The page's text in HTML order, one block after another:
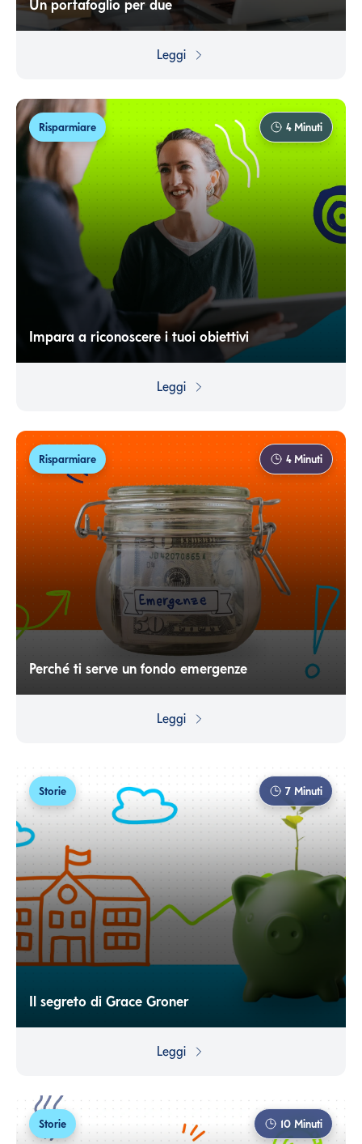
Un portafoglio per due
Parlare di denaro può essere difficile all’interno di una
e pianificare una strategia condivisa per raggiungerli.
Leggi
Risparmiare 4Minuti
Impara a riconoscere i tuoi obiettivi
Prenditi il tempo di capire cosa conta per te. Solo così
Leggi
Risparmiare 4Minuti
Perché ti serve un fondo emergenze
per gestire senza ansia eventuali problemi, e ti consente
Leggi
Storie 7 Minuti
Il segreto di Grace Groner
Leggi
Storie 10 Minuti